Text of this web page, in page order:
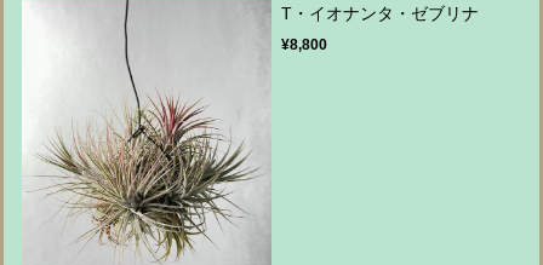
T・イオナンタ・ゼブリナ
¥8,800